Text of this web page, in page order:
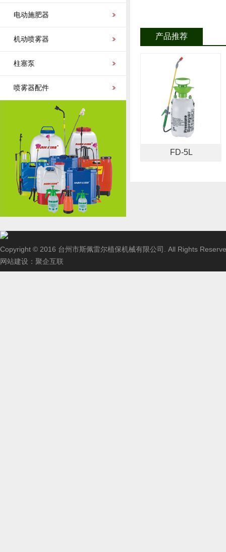
电动施肥器
机动喷雾器
柱塞泵
喷雾器配件
产品推荐
FD-5L
Copyright © 2016 台州市斯佩雷尔植保机械有限公司. All Rights
网站建设 ： 聚企互联